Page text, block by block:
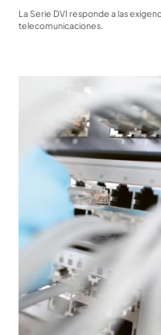
La Serie DVI responde a las
telecomunicaciones.